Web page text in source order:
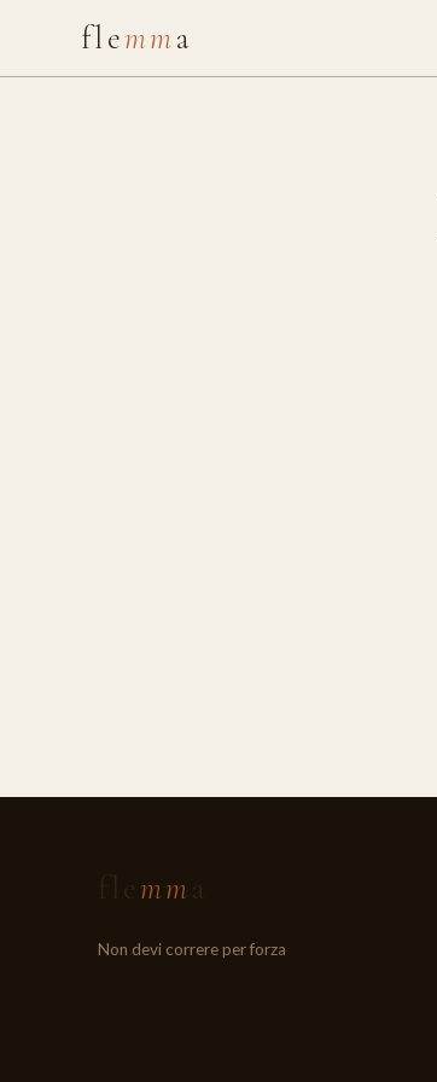
flemma
flemm
Non devi correre per forza